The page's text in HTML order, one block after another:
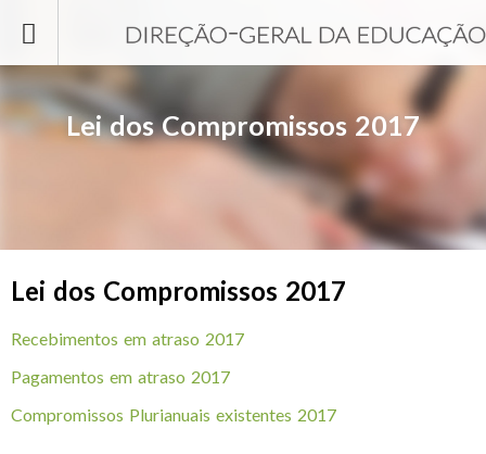
Lei dos Compromissos 2017
Lei dos Compromissos 2017
Recebimentos em atraso 2017
Pagamentos em atraso 2017
Compromissos Plurianuais existentes 2017